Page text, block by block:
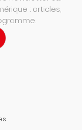
: articles,